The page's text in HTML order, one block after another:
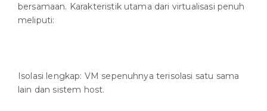
bersamaan. Karakteristik utama dari virtualisasi penuh
meliputi:
Isolasi lengkap: VM sepenuhnya terisolasi satu sama
lain dan sistem host.